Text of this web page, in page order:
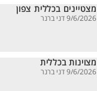
מצטיינים בכללית צפון
9/6/2026 דני ברנר
מצוינות בכללית
9/6/2026 דני ברנר